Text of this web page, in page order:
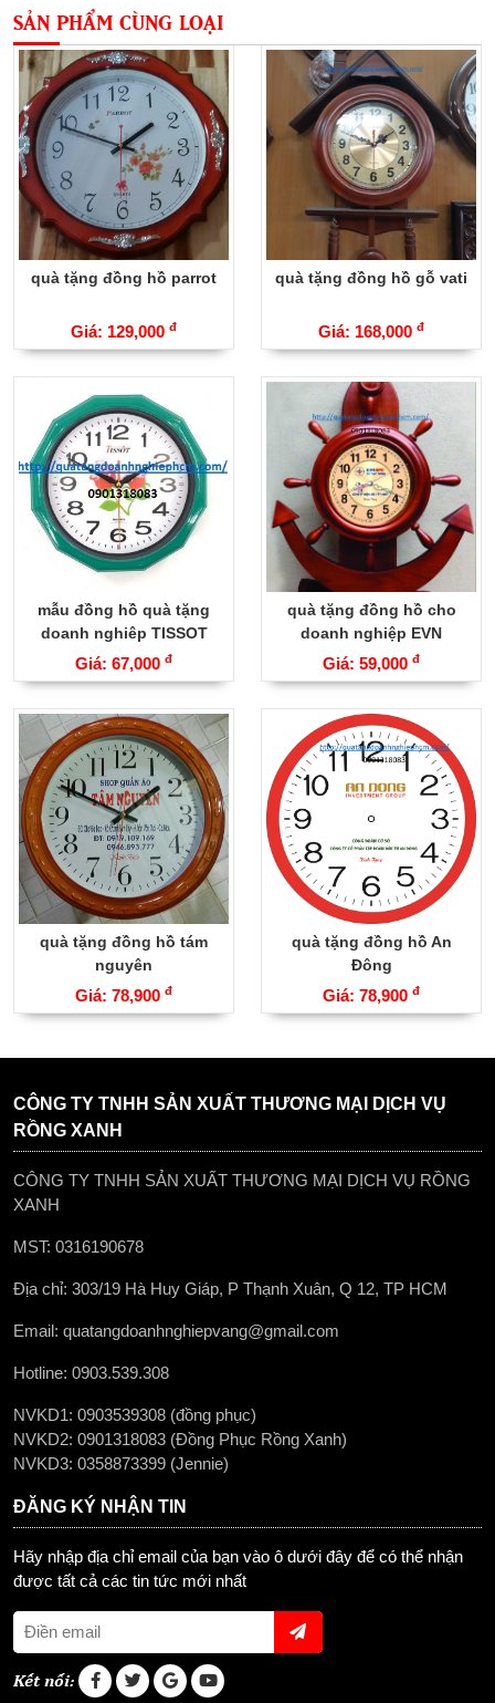
SẢN PHẨM CÙNG LOẠI
quà tặng đồng hồ parrot
Giá: 129,000 đ
quà tặng đồng hồ gỗ vati
Giá: 168,000 đ
mẫu đồng hồ quà tặng
doanh nghiêp TISSOT
Giá: 67,000 đ
quà tặng đồng hồ cho
doanh nghiệp EVN
Giá: 59,000 đ
quà tặng đồng hồ tám
nguyên
Giá: 78,900 đ
quà tặng đồng hồ An
Đông
Giá: 78,900 đ
CÔNG TY TNHH SẢN XUẤT THƯƠNG MẠI DỊCH VỤ
RỒNG XANH
CÔNG TY TNHH SẢN XUẤT THƯƠNG MẠI DỊCH VỤ RỒNG
XANH
MST: 0316190678
Địa chỉ: 303/19 Hà Huy Giáp, P Thạnh Xuân, Q 12, TP HCM
Email: quatangdoanhnghiepvang@gmail.com
Hotline: 0903.539.308
NVKD1: 0903539308 (đồng phục)
NVKD2: 0901318083 (Đồng Phục Rồng Xanh)
NVKD3: 0358873399 (Jennie)
ĐĂNG KÝ NHẬN TIN
Hãy nhập địa chỉ email của bạn vào ô dưới đây để có thể nhận
được tất cả các tin tức mới nhất
Kết nối: